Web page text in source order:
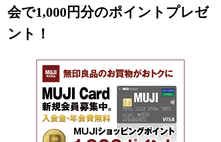
会で1,000円分のポイントプレゼ
ント！